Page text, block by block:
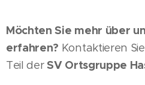
Möchten Sie mehr über
erfahren? Kontaktieren
Teil derSV Ortsgruppe